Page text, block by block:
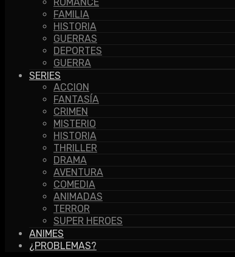
FAMILIA
HISTORIA
GUERRAS
DEPORTES
GUERRA
SERIES
ACCION
FANTASÍA
CRIMEN
MISTERIO
HISTORIA
THRILLER
DRAMA
AVENTURA
COMEDIA
ANIMADAS
TERROR
SUPER HEROES
ANIMES
¿PROBLEMAS?